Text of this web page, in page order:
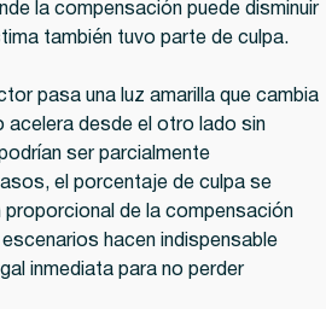
la compensación puede disminuir
también tuvo parte de culpa.
pasa una luz amarilla que cambia
acelera desde el otro lado sin
ser parcialmente
el porcentaje de culpa se
proporcional de la compensación
hacen indispensable
inmediata para no perder